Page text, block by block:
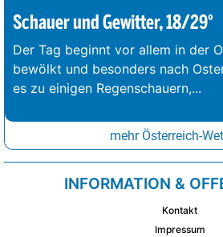
Schauer und Gewitter, 18/29°
Der Tag beginnt vor allem in der
bewölkt und besonders nach
es zu einigen Regenschauern,...
mehr Österreich-
INFORMATION &
Kontakt
Impressum